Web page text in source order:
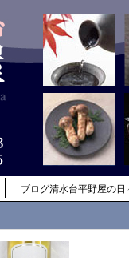
ブログ清水台平野屋の日